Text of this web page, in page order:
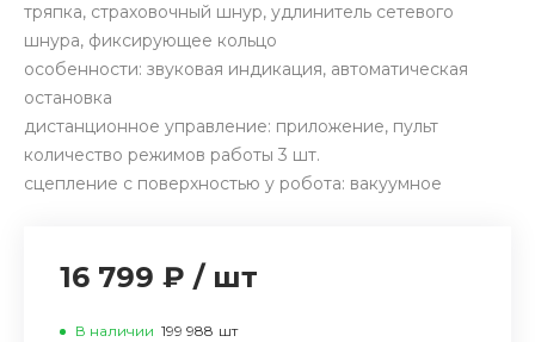
тряпка, страховочный шнур, удлинитель сетевого
шнура, фиксирующее кольцо
особенности: звуковая индикация, автоматическая
остановка
дистанционное управление: приложение, пульт
количество режимов работы 3 шт.
сцепление с поверхностью у робота: вакуумное
16 799 ₽ / шт
В наличии 199 988 шт